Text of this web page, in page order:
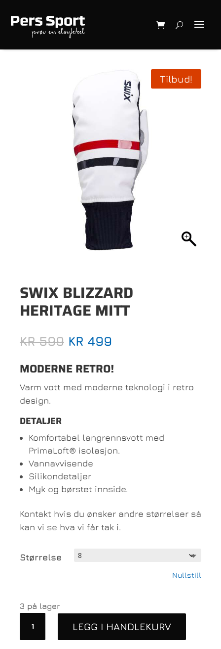
Tilbud!
SWIX BLIZZARD
HERITAGE MITT
KR599 OPPRINNELIG
VAR:
KR 599.
KR 499
ER:
KR 499.
MODERNE RETRO!
Varm vott med moderne teknologi i retro
design.
DETALJER
Komfortabel langrennsvott med
PrimaLoft® isolasjon.
Vannavvisende
Silikondetaljer
Myk og børstet innside.
Kontakt hvis du ønsker andre størrelser så
kan vi se hva vi får tak i.
Størrelse
Nullstill
3 på lager
LEGG I HANDLEKURV